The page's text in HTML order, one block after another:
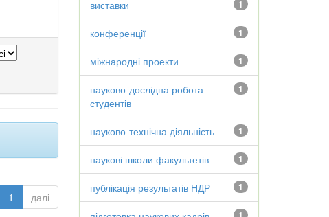
1 далі
1
виставки
1
конференції
1
міжнародні проекти
1
науково-дослідна робота
студентів
1
науково-технічна діяльність
1
наукові школи факультетів
1
публікація результатів НДР